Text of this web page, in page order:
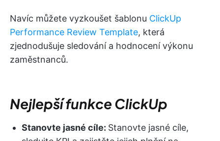
Navíc můžete vyzkoušet šablonu ClickUp
Performance Review Template, která
zjednodušuje sledování a hodnocení výkonu
zaměstnanců.
Nejlepší funkce ClickUp
Stanovte jasné cíle: Stanovte jasné cíle,